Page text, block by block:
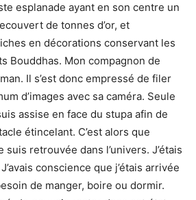
esplanade ayant en son centre un
de tonnes d’or, et
en décorations conservant les
Bouddhas. Mon compagnon de
Il s’est donc empressé de filer
d’images avec sa caméra. Seule
assise en face du stupa afin de
étincelant. C’est alors que
suis retrouvée dans l’univers. J’étais
conscience que j’étais arrivée
de manger, boire ou dormir.